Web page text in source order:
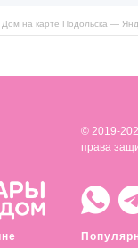
на карте Подольска —
© 2019-
права